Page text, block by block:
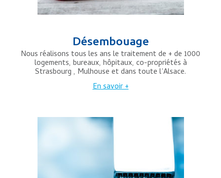
Désembouage
Nous réalisons tous les ans le traitement de + de 1000
logements, bureaux, hôpitaux, co-propriétés à
Strasbourg , Mulhouse et dans toute l’Alsace.
En savoir +